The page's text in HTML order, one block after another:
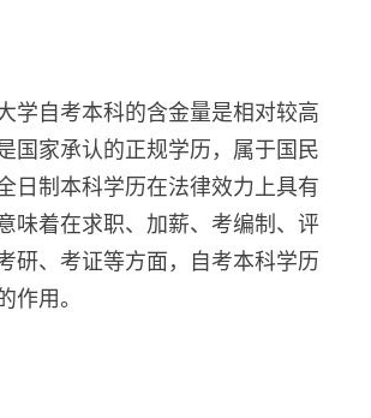
自考本科的含金量是相对较高
国家承认的正规学历，属于国民
日制本科学历在法律效力上具有
味着在求职、加薪、考编制、评
研、考证等方面，自考本科学历
作用。